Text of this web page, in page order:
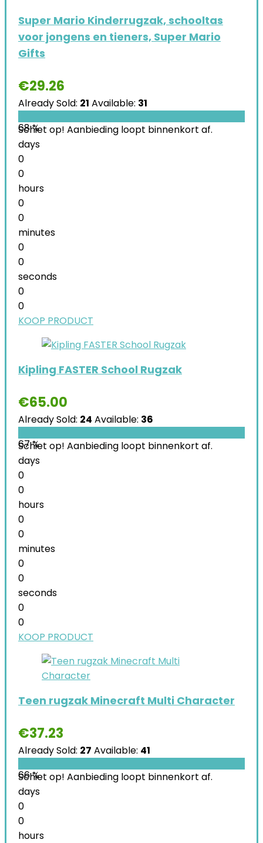
Super Mario Kinderrugzak, schooltas
voor jongens en tieners, Super Mario
Gifts
€29.26
Already Sold: 21 Available: 31
68 %
Schiet op! Aanbieding loopt binnenkort af.
days
0
0
hours
0
0
minutes
0
0
seconds
0
0
KOOP PRODUCT
Kipling FASTER School Rugzak
€65.00
Already Sold: 24 Available: 36
67 %
Schiet op! Aanbieding loopt binnenkort af.
days
0
0
hours
0
0
minutes
0
0
seconds
0
0
KOOP PRODUCT
Teen rugzak Minecraft Multi Character
€37.23
Already Sold: 27 Available: 41
66 %
Schiet op! Aanbieding loopt binnenkort af.
days
0
0
hours